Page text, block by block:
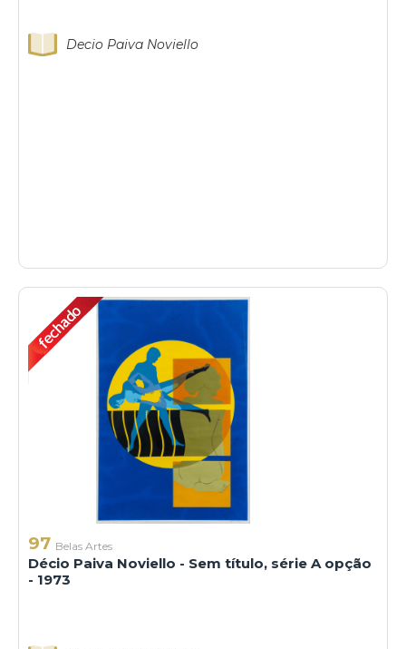
Decio Paiva Noviello
97 Belas Artes
Décio Paiva Noviello - Sem título, série A opção
- 1973